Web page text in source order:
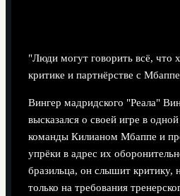
"Люди могут говорить всё, что
критике и партнёрстве с
Вингер мадридского "Реала"
высказался о своей игре в
команды Килианом Мбаппе и
упрёки в адрес их
бразильца, он слышит критику,
только на требования